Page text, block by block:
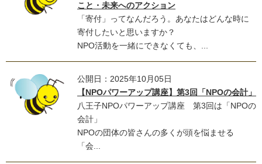
こと・未来へのアクション
「寄付」ってなんだろう。あなたはどんな時に
寄付したいと思いますか？
NPO活動を一緒にできなくても、...
公開日：2025年10月05日
【NPOパワーアップ講座】第3回「NPOの会計」
八王子NPOパワーアップ講座 第3回は「NPOの
会計」
NPOの団体の皆さんの多くが頭を悩ませる
「会...